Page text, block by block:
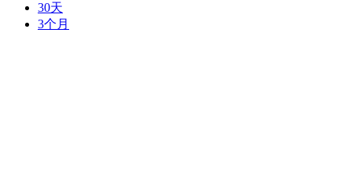
30天
3个月